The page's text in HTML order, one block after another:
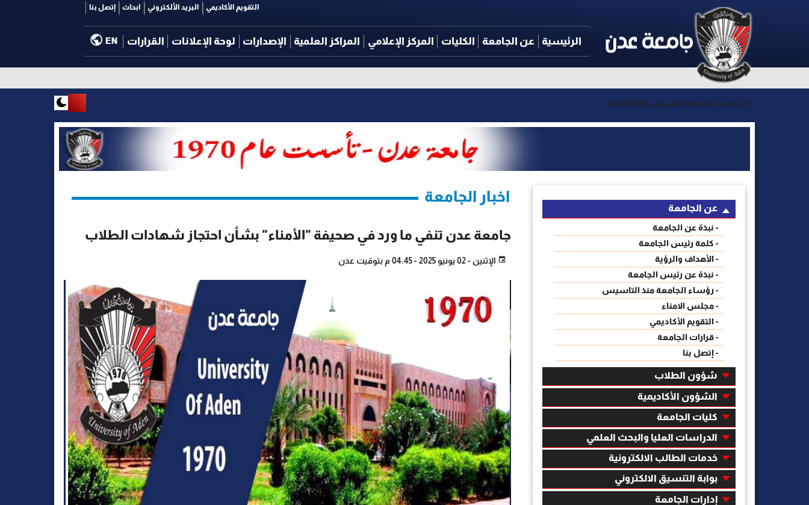
التقويم الأكاديمي البريد الألكتروني ابحاث إتصل بنا
الرئيسية عن الجامعة الكليات المركز الإعلامي المراكز العلمية الإصدارات لوحة الإعلانات القرارات EN
آخر تحديث : الجمعة-07 أغسطس 2026-10:59م
اخبار الجامعة
جامعة عدن تنفي ما ورد في صحيفة "الأمناء" بشأن احتجاز شهادات الطلاب
الإثنين - 02 يونيو 2025 - 04:45 م بتوقيت عدن
عن الجامعة
- نبذة عن الجامعة
- كلمة رئيس الجامعة
- الأهداف والرؤية
- نبذة عن رئيس الجامعة
- رؤساء الجامعة منذ التاسيس
- مجلس الامناء
- التقويم الأكاديمي
- قرارات الجامعة
- إتصل بنا
شؤون الطلاب
الشؤون الأكاديمية
كليات الجامعة
الدراسات العليا والبحث العلمي
خدمات الطالب الالكترونية
بوابة التنسيق الالكتروني
إدارات الجامعة